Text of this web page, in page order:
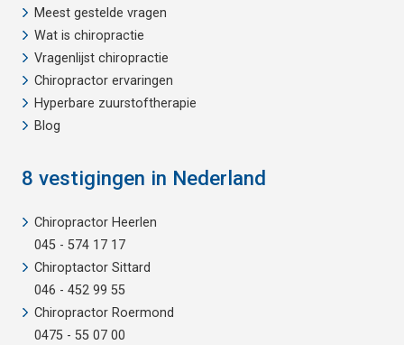
Meest gestelde vragen
Wat is chiropractie
Vragenlijst chiropractie
Chiropractor ervaringen
Hyperbare zuurstoftherapie
Blog
8 vestigingen in Nederland
Chiropractor Heerlen
045 - 574 17 17
Chiroptactor Sittard
046 - 452 99 55
Chiropractor Roermond
0475 - 55 07 00